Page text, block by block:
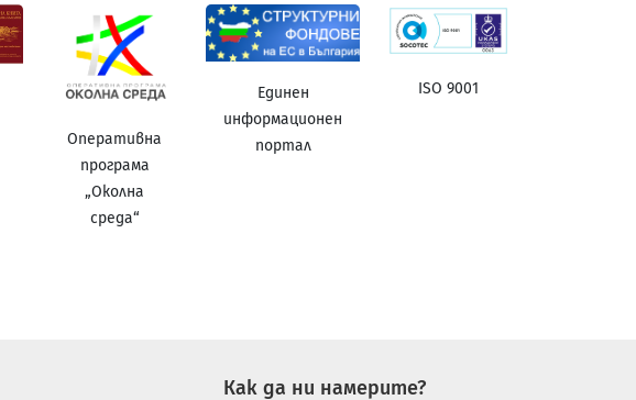
Оперативна
програма
„Околна
среда“
Единен
информационен
портал
ISO 9001
Как да ни намерите?